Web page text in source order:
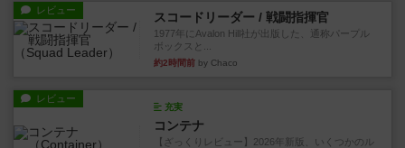
レビュー スコードリーダー / 戦闘指揮官
1977年にAvalon Hill社が出版した、通称パープル
ボックスと...
約2時間前 by Chaco
レビュー
充実
コンテナ
【ざっくりレビュー】2026年新版、いくつかのル